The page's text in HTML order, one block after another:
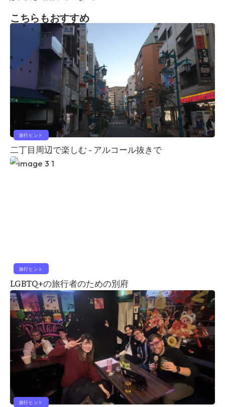
こちらもおすすめ
旅行ヒント
二丁目周辺で楽しむ - アルコール抜きで
旅行ヒント
LGBTQ+の旅行者のための別府
旅行ヒント